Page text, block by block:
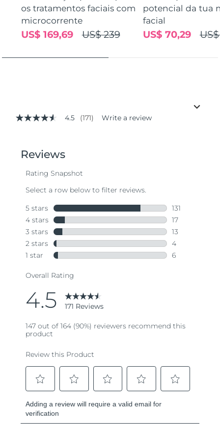
os tratamentos faciais com
microcorrente
US$ 239
US$ 169,69
potencial da tua
facial
US$ 70,29
4.5
stars,
average
value.
171
Same
page
link.
4.5 (171) Write a review